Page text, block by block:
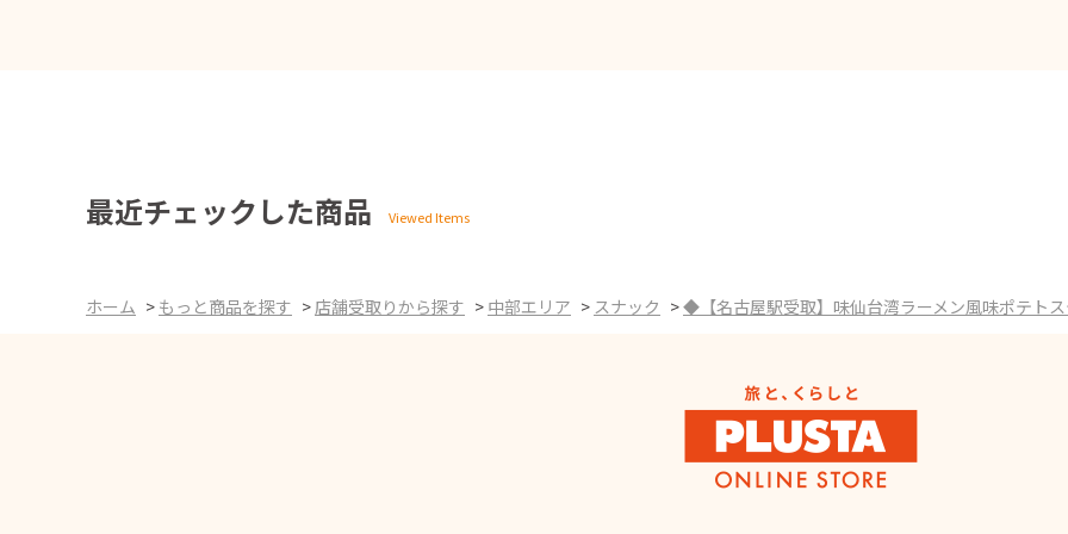
最近チェックした商品
ホーム > もっと商品を探す > 店舗受取りから探す > 中部エリア > スナック >◆【名古屋駅受取】味仙台湾ラーメン風味ポテト